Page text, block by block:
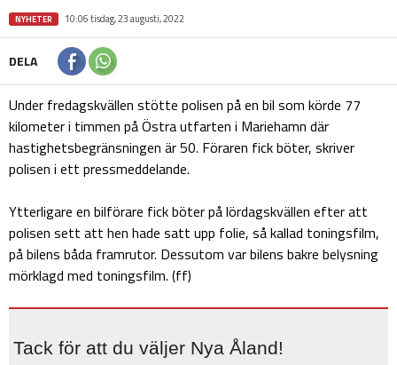
NYHETER 10:06 tisdag, 23 augusti, 2022
DELA
Under fredagskvällen stötte polisen på en bil som körde 77
kilometer i timmen på Östra utfarten i Mariehamn där
hastighetsbegränsningen är 50. Föraren fick böter, skriver
polisen i ett pressmeddelande.
Ytterligare en bilförare fick böter på lördagskvällen efter att
polisen sett att hen hade satt upp folie, så kallad toningsfilm,
på bilens båda framrutor. Dessutom var bilens bakre belysning
mörklagd med toningsfilm. (ff)
Tack för att du väljer Nya Åland!